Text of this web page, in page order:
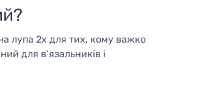
лупа 2x для тих, кому важко
для в’язальників і